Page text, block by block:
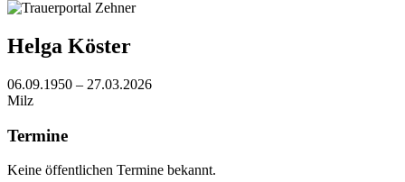
Helga Köster
06.09.1950 – 27.03.2026
Milz
Termine
Keine öffentlichen Termine bekannt.